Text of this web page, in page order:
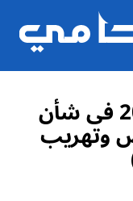
قانون رقم 91 لسنة 2013 فى شأن
وتهريب